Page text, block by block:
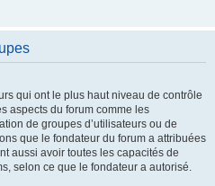
qui ont le plus haut niveau de contrôle
aspects du forum comme les
de groupes d’utilisateurs ou de
que le fondateur du forum a attribuées
aussi avoir toutes les capacités de
selon ce que le fondateur a autorisé.